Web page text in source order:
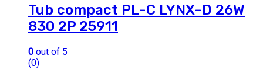
Tub compact PL-C LYNX-D 26W
830 2P 25911
0 out of 5
(0)